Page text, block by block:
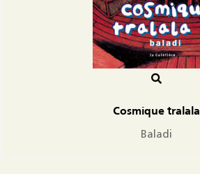
Cosmique tralala
Baladi